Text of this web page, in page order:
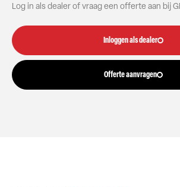
Log in als dealer of vraag een offerte aan bij
Inloggen als dealer
Offerte aanvragen